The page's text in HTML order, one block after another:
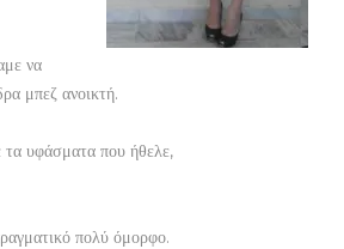
να
μπεζ ανοικτή.
τα υφάσματα που ήθελε,
πολύ όμορφο.